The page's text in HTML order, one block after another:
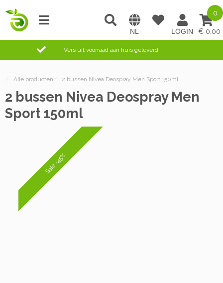
0,00
0
Vers uit voorraad aan huis geleverd
/ Alle producten / 2 bussen Nivea Deospray Men Sport 150ml
2 bussen Nivea Deospray Men
Sport 150ml
Sale -45%